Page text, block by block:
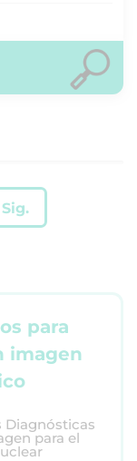
Sig.
para
imagen
Diagnósticas
para el